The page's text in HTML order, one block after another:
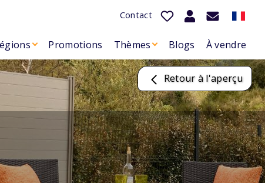
Contact
Promotions Thèmes Blogs À vendre
Retour à l'aperçu